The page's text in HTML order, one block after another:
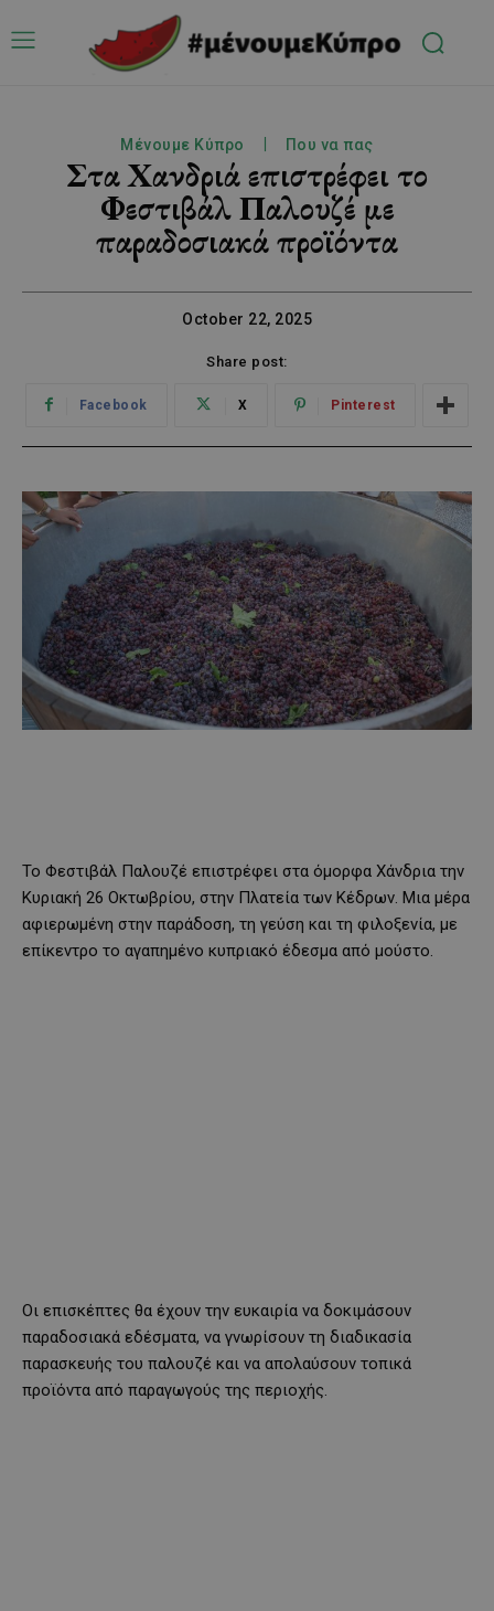
Μένουμε Κύπρο Που να πας
Στα Χανδριά επιστρέφει το
Φεστιβάλ Παλουζέ με
παραδοσιακά προϊόντα
October 22, 2025
Share post:
Facebook X Pinterest
Το Φεστιβάλ Παλουζέ επιστρέφει στα όμορφα Χάνδρια την
Κυριακή 26 Οκτωβρίου, στην Πλατεία των Κέδρων. Μια μέρα
αφιερωμένη στην παράδοση, τη γεύση και τη φιλοξενία, με
επίκεντρο το αγαπημένο κυπριακό έδεσμα από μούστο.
Οι επισκέπτες θα έχουν την ευκαιρία να δοκιμάσουν
παραδοσιακά εδέσματα, να γνωρίσουν τη διαδικασία
παρασκευής του παλουζέ και να απολαύσουν τοπικά
προϊόντα από παραγωγούς της περιοχής.